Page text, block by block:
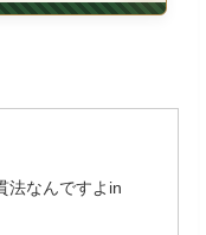
法なんですよin